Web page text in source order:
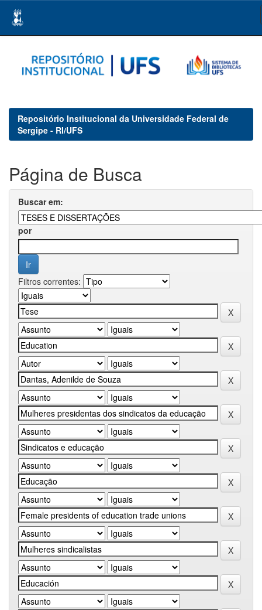
navigation
Repositório Institucional da Universidade Federal de
Sergipe - RI/UFS
Página de Busca
Buscar em:
por
Filtros correntes: